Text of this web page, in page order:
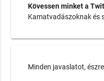
Kövessen minket a
Kamatvadászoknak és
Minden javaslatot,